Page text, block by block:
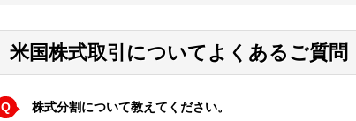
米国株式取引についてよくあるご質問
Q 株式分割について教えてください。